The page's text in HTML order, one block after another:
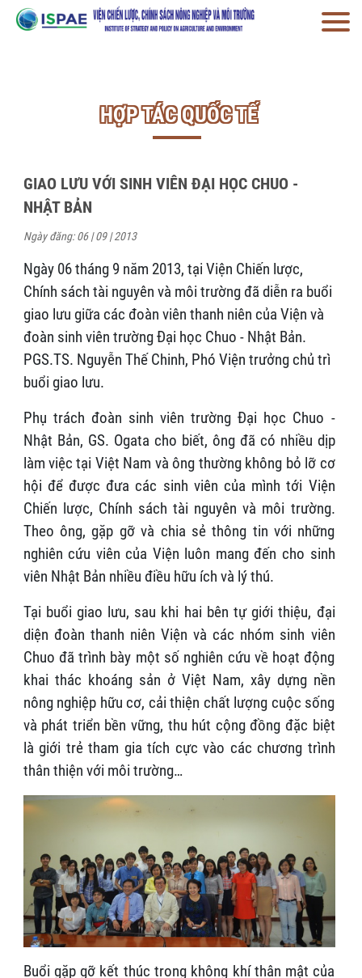
HỢP TÁC QUỐC TẾ
GIAO LƯU VỚI SINH VIÊN ĐẠI HỌC CHUO -
NHẬT BẢN
Ngày đăng: 06 | 09 | 2013
Ngày 06 tháng 9 năm 2013, tại Viện Chiến lược,
Chính sách tài nguyên và môi trường đã diễn ra buổi
giao lưu giữa các đoàn viên thanh niên của Viện và
đoàn sinh viên trường Đại học Chuo - Nhật Bản.
PGS.TS. Nguyễn Thế Chinh, Phó Viện trưởng chủ trì
buổi giao lưu.
Phụ trách đoàn sinh viên trường Đại học Chuo -
Nhật Bản, GS. Ogata cho biết, ông đã có nhiều dịp
làm việc tại Việt Nam và ông thường không bỏ lỡ cơ
hội để được đưa các sinh viên của mình tới Viện
Chiến lược, Chính sách tài nguyên và môi trường.
Theo ông, gặp gỡ và chia sẻ thông tin với những
nghiên cứu viên của Viện luôn mang đến cho sinh
viên Nhật Bản nhiều điều hữu ích và lý thú.
Tại buổi giao lưu, sau khi hai bên tự giới thiệu, đại
diện đoàn thanh niên Viện và các nhóm sinh viên
Chuo đã trình bày một số nghiên cứu về hoạt động
khai thác khoáng sản ở Việt Nam, xây dựng nền
nông nghiệp hữu cơ, cải thiện chất lượng cuộc sống
và phát triển bền vững, thu hút cộng đồng đặc biệt
là giới trẻ tham gia tích cực vào các chương trình
thân thiện với môi trường…
Buổi gặp gỡ kết thúc trong không khí thân mật của